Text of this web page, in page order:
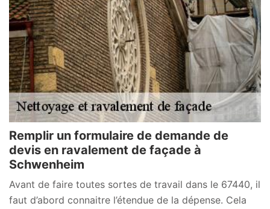
Remplir un formulaire de demande de
devis en ravalement de façade à
Schwenheim
Avant de faire toutes sortes de travail dans le 67440, il
faut d’abord connaitre l’étendue de la dépense. Cela